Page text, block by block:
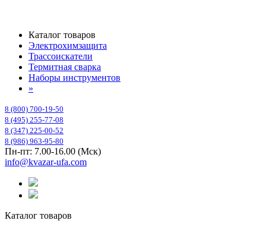
Каталог товаров
Электрохимзащита
Трассоискатели
Термитная сварка
Наборы инструментов
»
8 (800) 700-19-50
8 (495) 255-77-08
8 (347) 225-00-52
8 (986) 963-95-80
Пн-пт: 7.00-16.00 (Мск)
info@kvazar-ufa.com
Каталог товаров